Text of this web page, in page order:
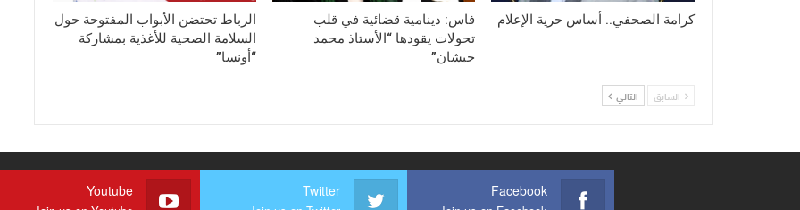
كرامة الصحفي.. أساس حرية الإعلام
فاس: دينامية قضائية في قلب
تحولات يقودها “الأستاذ محمد
حبشان”
الرباط تحتضن الأبواب المفتوحة حول
السلامة الصحية للأغذية بمشاركة
“أونسا”
السابق التالي
Facebook
Twitter
Youtube